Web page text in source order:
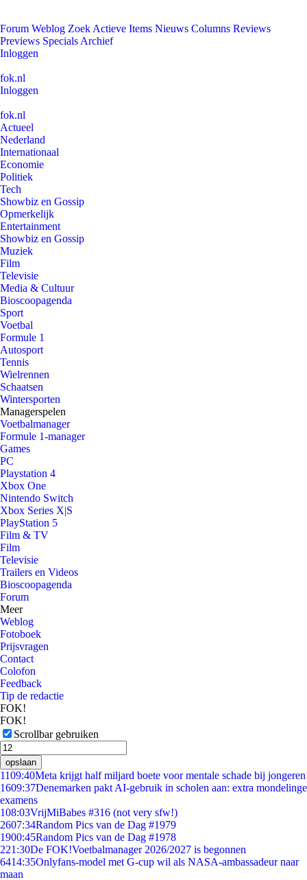
Forum Weblog Zoek Actieve Items Nieuws Columns Reviews
Previews Specials Archief
Inloggen
fok.nl
Inloggen
fok.nl
Actueel
Nederland
Internationaal
Economie
Politiek
Tech
Showbiz en Gossip
Opmerkelijk
Entertainment
Showbiz en Gossip
Muziek
Film
Televisie
Media & Cultuur
Bioscoopagenda
Sport
Voetbal
Formule 1
Autosport
Tennis
Wielrennen
Schaatsen
Wintersporten
Managerspelen
Voetbalmanager
Formule 1-manager
Games
PC
Playstation 4
Xbox One
Nintendo Switch
Xbox Series X|S
PlayStation 5
Film & TV
Film
Televisie
Trailers en Videos
Bioscoopagenda
Forum
Meer
Weblog
Fotoboek
Prijsvragen
Contact
Colofon
Feedback
Tip de redactie
FOK!
FOK!
Scrollbar gebruiken
opslaan
1109:40Meta krijgt half miljard boete voor mentale schade bij jongeren
1609:37Denemarken pakt AI-gebruik in scholen aan: extra mondelinge
examens
108:03VrijMiBabes #316 (not very sfw!)
2607:34Random Pics van de Dag #1979
1900:45Random Pics van de Dag #1978
221:30De FOK!Voetbalmanager 2026/2027 is begonnen
6414:35Onlyfans-model met G-cup wil als NASA-ambassadeur naar
maan